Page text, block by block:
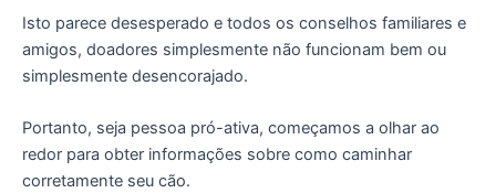
Isto parece desesperado e todos os conselhos familiares e
amigos, doadores simplesmente não funcionam bem ou
simplesmente desencorajado.
Portanto, seja pessoa pró-ativa, começamos a olhar ao
redor para obter informações sobre como caminhar
corretamente seu cão.